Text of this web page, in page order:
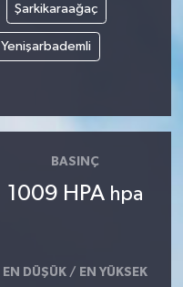
Şarkikaraağaç
Yenişarbademli
BASINÇ
1009 HPA hpa
EN DÜŞÜK / EN YÜKSEK